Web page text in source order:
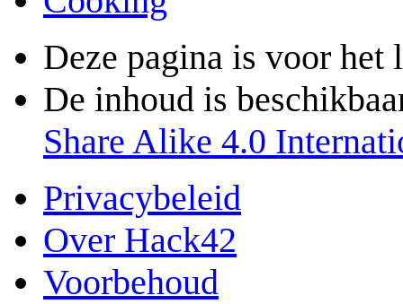
Deze pagina is voor
De inhoud is
Share Alike 4.0
Privacybeleid
Over Hack42
Voorbehoud